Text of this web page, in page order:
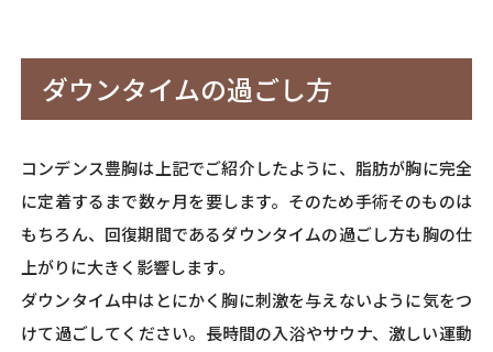
ダウンタイムの過ごし方
コンデンス豊胸は上記でご紹介したように、脂肪が胸に完全
に定着するまで数ヶ月を要します。そのため手術そのものは
もちろん、回復期間であるダウンタイムの過ごし方も胸の仕
上がりに大きく影響します。
ダウンタイム中はとにかく胸に刺激を与えないように気をつ
けて過ごしてください。長時間の入浴やサウナ、激しい運動